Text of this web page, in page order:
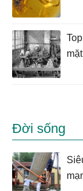
Đời sống